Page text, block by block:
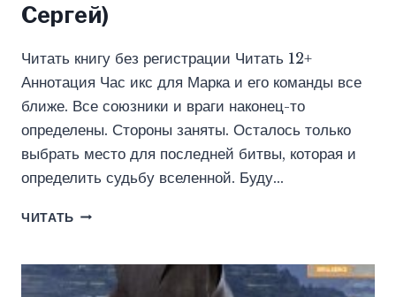
Сергей)
Читать книгу без регистрации Читать 12+
Аннотация Час икс для Марка и его команды все
ближе. Все союзники и враги наконец-то
определены. Стороны заняты. Осталось только
выбрать место для последней битвы, которая и
определить судьбу вселенной. Буду…
ЧИТАТЬ ЭРА
(ТКАЧЕВ
СЕРГЕЙ)